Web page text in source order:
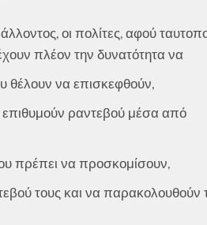
οι πολίτες, αφού
πλέον την δυνατότητα να
θέλουν να επισκεφθούν,
επιθυμούν ραντεβού μέσα από
πρέπει να προσκομίσουν,
τους και να παρακολουθούν